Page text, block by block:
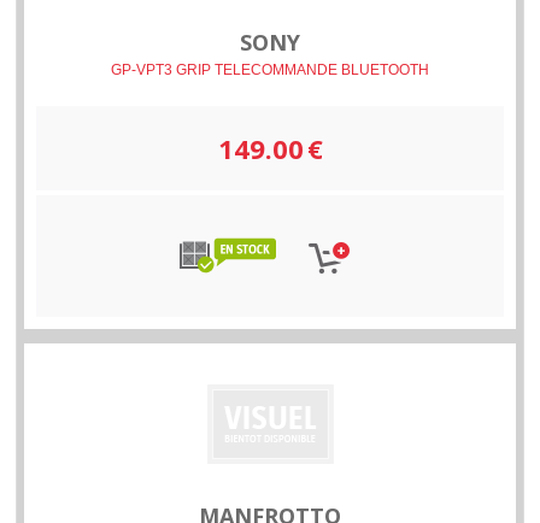
SONY
GP-VPT3 GRIP TELECOMMANDE BLUETOOTH
149.00€
MANFROTTO